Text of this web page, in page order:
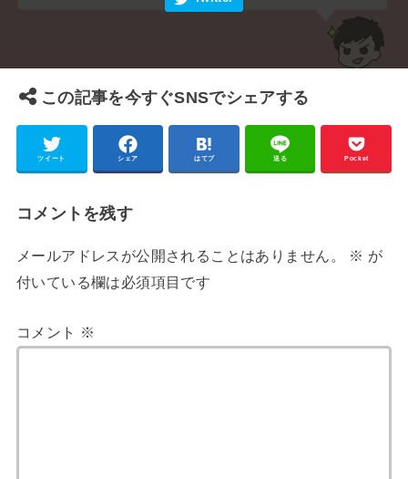
この記事を今すぐSNSでシェアする
ツイート シェア はてブ 送る Pocket
コメントを残す
メールアドレスが公開されることはありません。 ※ が
付いている欄は必須項目です
コメント ※